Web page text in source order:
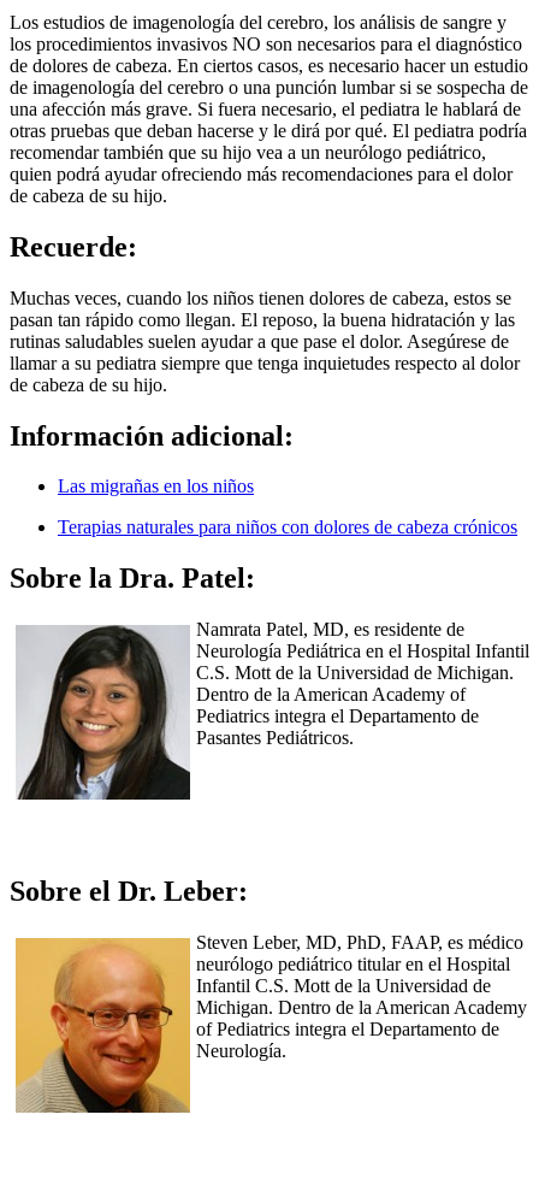
Los estudios de imagenología del cerebro, los análisis de sangre y
los procedimientos invasivos NO son necesarios para el diagnóstico
de dolores de cabeza. En ciertos casos, es necesario hacer un estudio
de imagenología del cerebro o una punción lumbar si se sospecha de
una afección más grave. Si fuera necesario, el pediatra le hablará de
otras pruebas que deban hacerse y le dirá por qué. El pediatra podría
recomendar también que su hijo vea a un neurólogo pediátrico,
quien podrá ayudar ofreciendo más recomendaciones para el dolor
de cabeza de su hijo.
Recuerde:
Muchas veces, cuando los niños tienen dolores de cabeza, estos se
pasan tan rápido como llegan. El reposo, la buena hidratación y las
rutinas saludables suelen ayudar a que pase el dolor. Asegúrese de
llamar a su pediatra siempre que tenga inquietudes respecto al dolor
de cabeza de su hijo.
Información adicional:
Las migrañas en los niños
Terapias naturales para niños con dolores de cabeza crónicos
Sobre la Dra. Patel:
Namrata Patel, MD, es residente de
Neurología Pediátrica en el Hospital Infantil
C.S. Mott de la Universidad de Michigan.
Dentro de la American Academy of
Pediatrics integra el Departamento de
Pasantes Pediátricos.
Sobre el Dr. Leber:
Steven Leber, MD, PhD, FAAP, es médico
neurólogo pediátrico titular en el Hospital
Infantil C.S. Mott de la Universidad de
Michigan. Dentro de la American Academy
of Pediatrics integra el Departamento de
Neurología.